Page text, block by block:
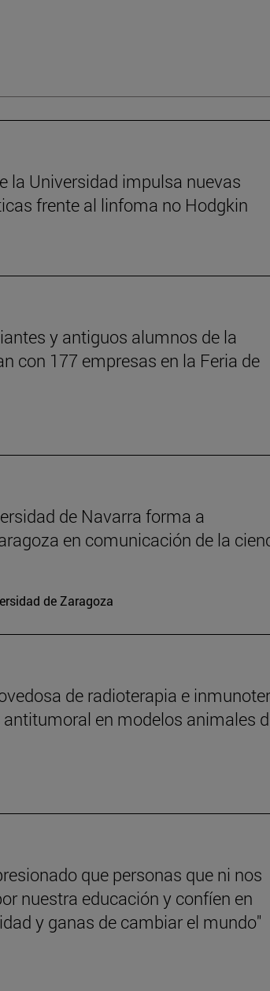
la Universidad impulsa nuevas
frente al linfoma no Hodgkin
y antiguos alumnos de la
con 177 empresas en la Feria de
de Navarra forma a
en comunicación de la
de Zaragoza
de radioterapia e
en modelos animales
que personas que ni nos
nuestra educación y confíen en
y ganas de cambiar el mundo"